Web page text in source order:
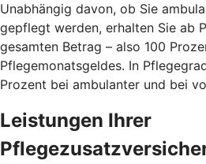
Unabhängig davon, ob Sie
gepflegt werden, erhalten Sie ab
gesamten Betrag – also 100
Pflegemonatsgeldes. In
Prozent bei ambulanter und bei
Leistungen Ihrer